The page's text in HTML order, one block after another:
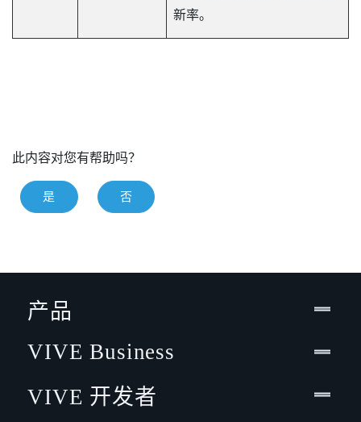
新率。
此内容对您有帮助吗？
是 否
产品
VIVE Business
VIVE 开发者